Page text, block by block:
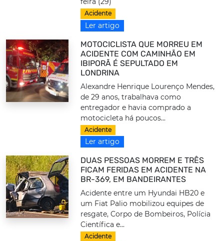
Acidente
Ler artigo
MOTOCICLISTA QUE MORREU EM
ACIDENTE COM CAMINHÃO EM
IBIPORÃ É SEPULTADO EM
LONDRINA
Alexandre Henrique Lourenço Mendes,
de 29 anos, trabalhava como
entregador e havia comprado a
motocicleta há poucos...
Acidente
Ler artigo
DUAS PESSOAS MORREM E TRÊS
FICAM FERIDAS EM ACIDENTE NA
BR-369, EM BANDEIRANTES
Acidente entre um Hyundai HB20 e
um Fiat Palio mobilizou equipes de
resgate, Corpo de Bombeiros, Polícia
Científica e...
Acidente